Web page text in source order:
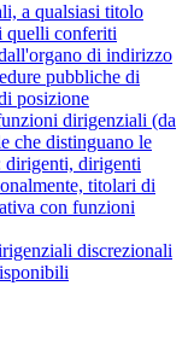
a qualsiasi titolo
quelli conferiti
di indirizzo
pubbliche di
posizione
dirigenziali (da
che distinguano le
dirigenti, dirigenti
titolari di
con funzioni
discrezionali